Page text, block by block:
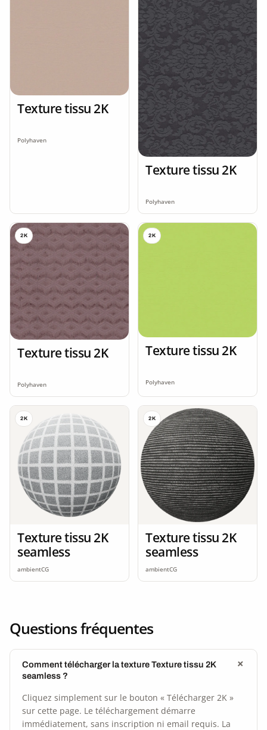
Texture tissu 2K
Polyhaven
Texture tissu 2K
Polyhaven
2K
Texture tissu 2K
Polyhaven
2K
Texture tissu 2K
Polyhaven
2K
Texture tissu 2K
seamless
ambientCG
2K
Texture tissu 2K
seamless
ambientCG
Questions fréquentes
Comment télécharger la texture Texture tissu 2K
seamless ?
Cliquez simplement sur le bouton « Télécharger 2K »
sur cette page. Le téléchargement démarre
immédiatement, sans inscription ni email requis. La